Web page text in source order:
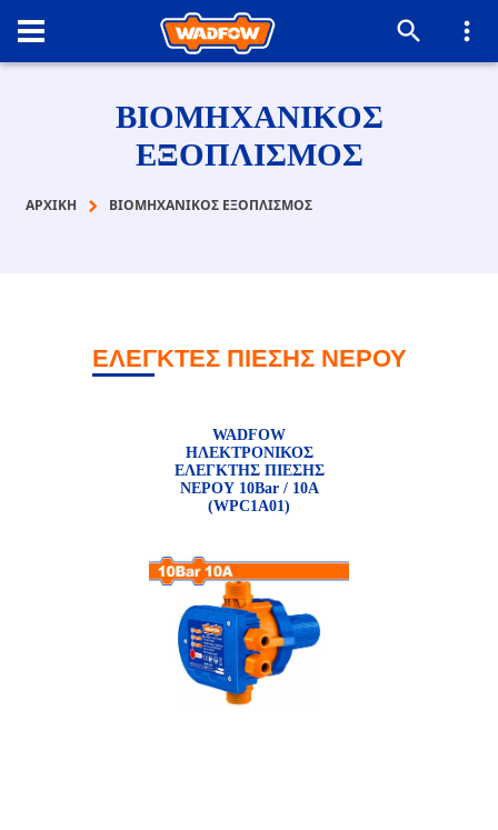
ΒΙΟΜΗΧΑΝΙΚΟΣ
ΕΞΟΠΛΙΣΜΟΣ
ΑΡΧΙΚΉ ΒΙΟΜΗΧΑΝΙΚΟΣ ΕΞΟΠΛΙΣΜΟΣ
ΕΛΕΓΚΤΕΣ ΠΙΕΣΗΣ ΝΕΡΟΥ
WADFOW
ΗΛΕΚΤΡΟΝΙΚΟΣ
ΕΛΕΓΚΤΗΣ ΠΙΕΣΗΣ
ΝΕΡΟΥ 10Bar / 10A
(WPC1A01)